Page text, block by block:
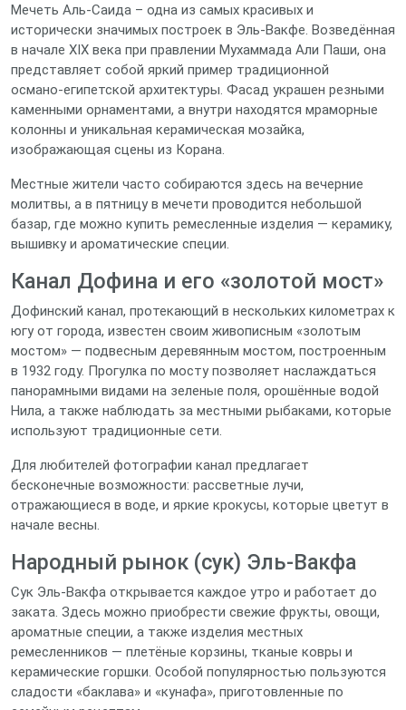
Мечеть Аль‑Саида – одна из самых красивых и
исторически значимых построек в Эль‑Вакфе. Возведённая
в начале XIX века при правлении Мухаммада Али Паши, она
представляет собой яркий пример традиционной
османо‑египетской архитектуры. Фасад украшен резными
каменными орнаментами, а внутри находятся мраморные
колонны и уникальная керамическая мозайка,
изображающая сцены из Корана.
Местные жители часто собираются здесь на вечерние
молитвы, а в пятницу в мечети проводится небольшой
базар, где можно купить ремесленные изделия — керамику,
вышивку и ароматические специи.
Канал Дофина и его «золотой мост»
Дофинский канал, протекающий в нескольких километрах к
югу от города, известен своим живописным «золотым
мостом» — подвесным деревянным мостом, построенным
в 1932 году. Прогулка по мосту позволяет наслаждаться
панорамными видами на зеленые поля, орошённые водой
Нила, а также наблюдать за местными рыбаками, которые
используют традиционные сети.
Для любителей фотографии канал предлагает
бесконечные возможности: рассветные лучи,
отражающиеся в воде, и яркие крокусы, которые цветут в
начале весны.
Народный рынок (сук) Эль‑Вакфа
Сук Эль‑Вакфа открывается каждое утро и работает до
заката. Здесь можно приобрести свежие фрукты, овощи,
ароматные специи, а также изделия местных
ремесленников — плетёные корзины, тканые ковры и
керамические горшки. Особой популярностью пользуются
сладости «баклава» и «кунафа», приготовленные по